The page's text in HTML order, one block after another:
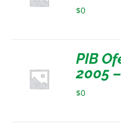
$0
PIB
2005
$0